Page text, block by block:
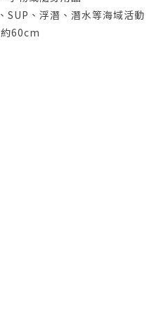
SUP、浮潛、潛水等海域活動
60cm